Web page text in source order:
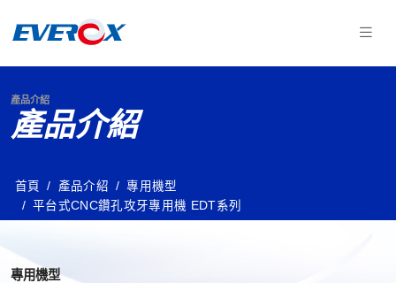
產品介紹
產品介紹
首頁 產品介紹
專用機型
平台式CNC鑽孔攻牙專用機 EDT系列
專用機型